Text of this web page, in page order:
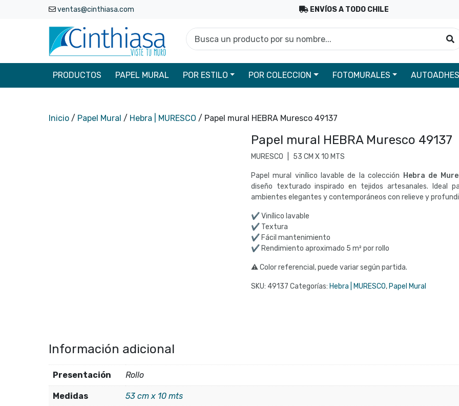
ventas@cinthiasa.com ENVÍOS A TODO CHILE
Busca un producto por su nombre...
PRODUCTOS PAPEL MURAL POR ESTILO POR COLECCION FOTOMURALES
Inicio / Papel Mural / Hebra | MURESCO / Papel mural HEBRA Muresco 49137
Papel mural HEBRA Muresco 49137
MURESCO 53 CM X 10 MTS
Papel mural vinílico lavable de la colección Hebra de
diseño texturado inspirado en tejidos artesanales. Ideal
ambientes elegantes y contemporáneos con relieve y
✔ Vinílico lavable
✔ Textura
✔ Fácil mantenimiento
✔ Rendimiento aproximado 5 m² por rollo
⚠ Color referencial, puede variar según partida.
SKU: 49137 Categorías: Hebra | MURESCO, Papel Mural
Información adicional
Presentación Rollo
Medidas 53 cm x 10 mts